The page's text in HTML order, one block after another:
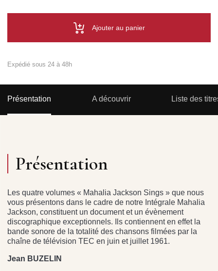
Ajouter au panier
Expédié sous 24 à 48h
Présentation A découvrir Liste des
Présentation
Les quatre volumes « Mahalia Jackson Sings » que nous
vous présentons dans le cadre de notre Intégrale Mahalia
Jackson, constituent un document et un évènement
discographique exceptionnels. Ils contiennent en effet la
bande sonore de la totalité des chansons filmées par la
chaîne de télévision TEC en juin et juillet 1961.
Jean BUZELIN